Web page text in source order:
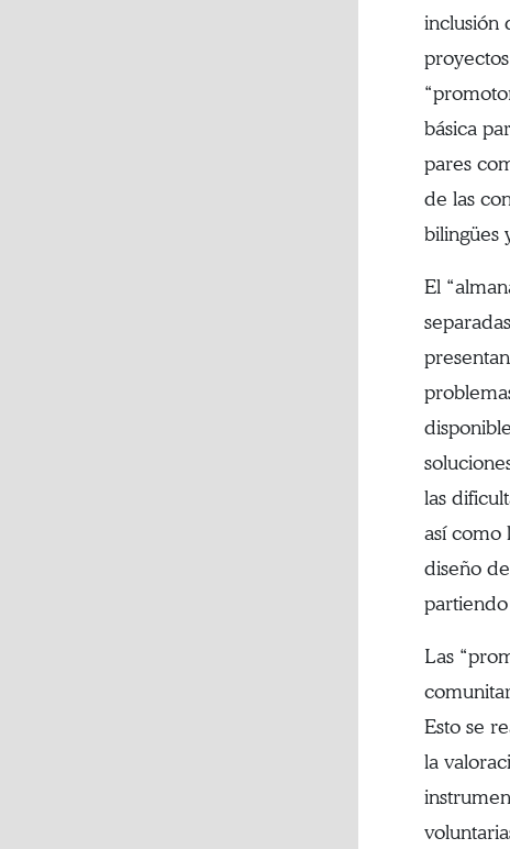
inclusión
básica
pares
de las
bilingües
El
las
así como
diseño
Las
Esto se
la